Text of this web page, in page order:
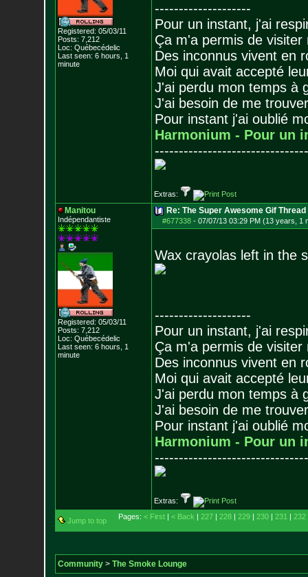
Registered: 05/03/11
Posts: 7,212
Loc: Québecédelic
Last seen: 6 hours, 1
minute
--------------------
Pour un instant, j'ai
Ça m'a permis de visiter
Des inconnus vivent en
Moi qui avait accepté
J'ai perdu mon temps à
J'ai besoin de me
Pour instant j'ai oublié
Harmonium - Pour un
--------------------------------
Extras:
Manitou
Indépendantiste
Registered: 05/03/11
Posts: 7,212
Loc: Québecédelic
Last seen: 6 hours, 1
minute
Re: The Super Awesome Gif Thread
#677338- 07/07/13 03:29 PM (13 years, 1
Wax crayolas left in the
--------------------
Pour un instant, j'ai
Ça m'a permis de visiter
Des inconnus vivent en
Moi qui avait accepté
J'ai perdu mon temps à
J'ai besoin de me
Pour instant j'ai oublié
Harmonium - Pour un
--------------------------------
Extras:
Jump to top Pages: < First| < Back | 227| 228| 229| 230| 231 | 232
Community> The Smoke Lounge